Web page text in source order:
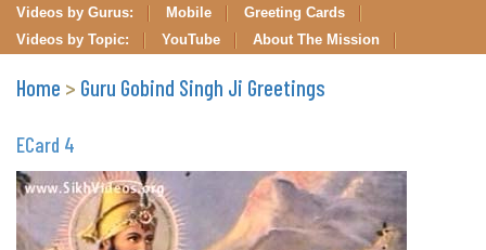
Videos by Gurus: Mobile
Greeting Cards
Videos by Topic:
YouTube About The Mission
Home > Guru Gobind Singh Ji Greetings
ECard 4